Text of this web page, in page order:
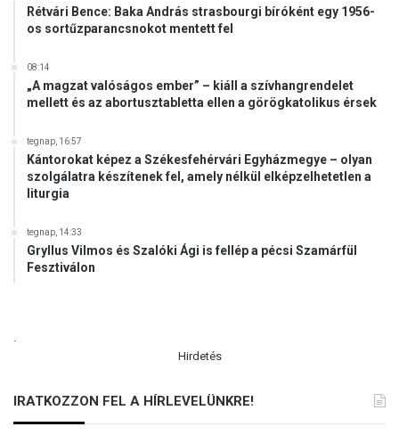
Rétvári Bence: Baka András strasbourgi bíróként egy 1956-
os sortűzparancsnokot mentett fel
08:14
„A magzat valóságos ember” – kiáll a szívhangrendelet
mellett és az abortusztabletta ellen a görögkatolikus érsek
tegnap, 16:57
Kántorokat képez a Székesfehérvári Egyházmegye – olyan
szolgálatra készítenek fel, amely nélkül elképzelhetetlen a
liturgia
tegnap, 14:33
Gryllus Vilmos és Szalóki Ági is fellép a pécsi Szamárfül
Fesztiválon
.
Hirdetés
IRATKOZZON FEL A HÍRLEVELÜNKRE!